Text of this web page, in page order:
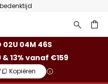
02U 04M 46S
& 13% vanaf €159
Kopiëren